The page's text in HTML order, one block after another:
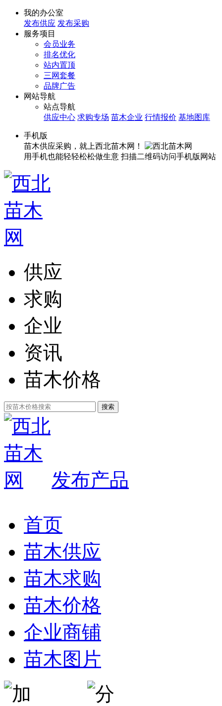
我的办公室
发布供应 发布采购
服务项目
会员业务
排名优化
站内置顶
三网套餐
品牌广告
网站导航
站点导航
供应中心 求购专场 苗木企业 行情报价 基地图库
手机版
苗木供应采购，就上西北苗木网！
用手机也能轻轻松松做生意 扫描二维码访问手机版网站
供应
求购
企业
资讯
苗木价格
发布产品
首页
苗木供应
苗木求购
苗木价格
企业商铺
苗木图片